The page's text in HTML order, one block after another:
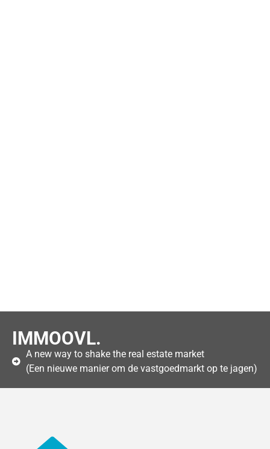
IMMOOVL.
A new way to shake the real estate market
(Een nieuwe manier om de vastgoedmarkt op te jagen)